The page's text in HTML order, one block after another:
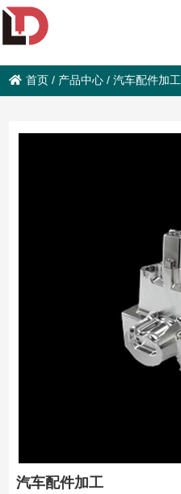
首页 / 产品中心 /汽车配件加工
汽车配件加工